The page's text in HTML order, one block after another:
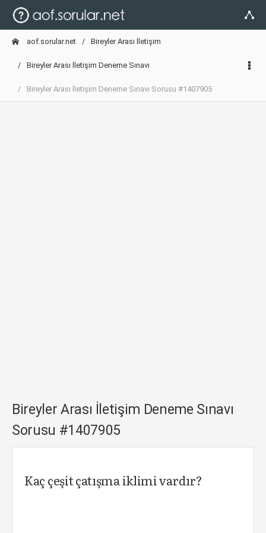
aof.sorular.net Bireyler Arası İletişim
Bireyler Arası İletişim Deneme Sınavı
Bireyler Arası İletişim Deneme Sınavı Sorusu #1407905
Bireyler Arası İletişim Deneme Sınavı
Sorusu #1407905
Kaç çeşit çatışma iklimi vardır?